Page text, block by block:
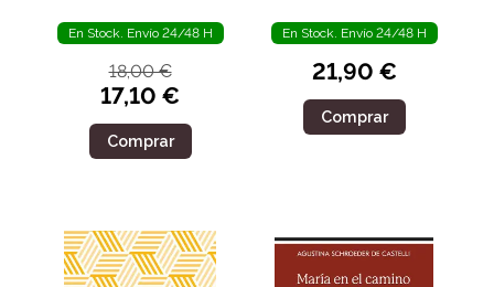
En Stock. Envío 24/48 H
18,00 €
17,10 €
Comprar
En Stock. Envío 24/48 H
21,90 €
Comprar